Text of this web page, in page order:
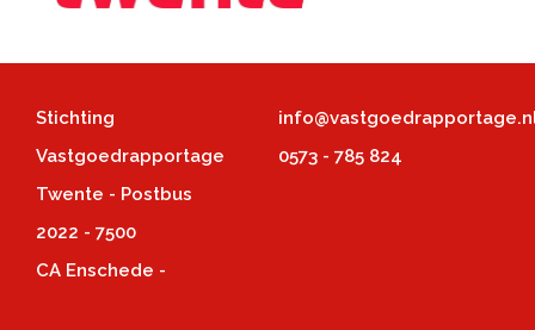
Stichting
Vastgoedrapportage
Twente - Postbus
2022 - 7500
CA Enschede -
0573 - 785 824